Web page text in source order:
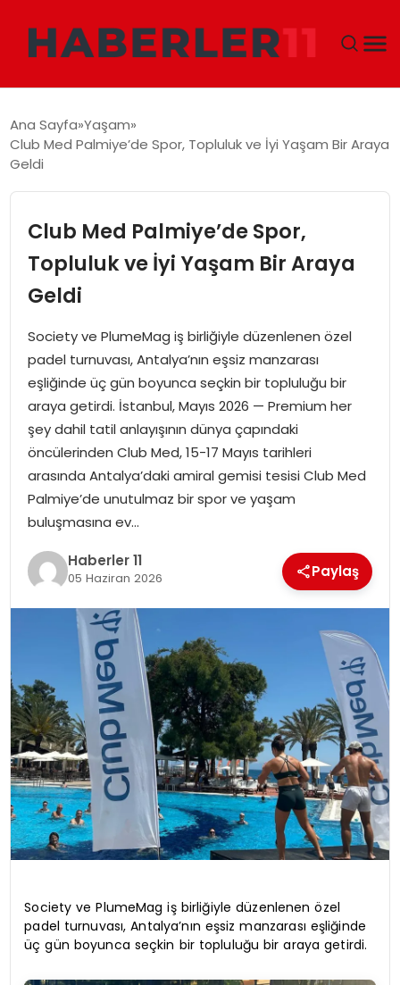
DÜNYA
TEKNOLOJI
EĞITIM
MAGAZIN
SPOR
YAŞAM
Ana Sayfa Yaşam
Club Med Palmiye’de Spor, Topluluk ve İyi Yaşam Bir Araya
Geldi
Club Med Palmiye’de Spor,
Topluluk ve İyi Yaşam Bir Araya
Geldi
Society ve PlumeMag iş birliğiyle düzenlenen özel
padel turnuvası, Antalya’nın eşsiz manzarası
eşliğinde üç gün boyunca seçkin bir topluluğu bir
araya getirdi. İstanbul, Mayıs 2026 — Premium her
şey dahil tatil anlayışının dünya çapındaki
öncülerinden Club Med, 15-17 Mayıs tarihleri
arasında Antalya’daki amiral gemisi tesisi Club Med
Palmiye’de unutulmaz bir spor ve yaşam
buluşmasına ev…
Haberler 11
05 Haziran 2026 Paylaş
Society ve PlumeMag iş birliğiyle düzenlenen özel
padel turnuvası, Antalya’nın eşsiz manzarası eşliğinde
üç gün boyunca seçkin bir topluluğu bir araya getirdi.